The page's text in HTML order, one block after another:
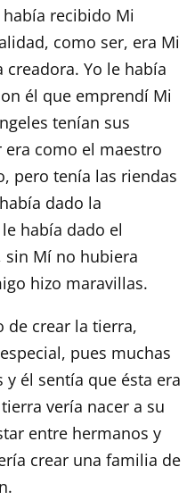
recibido Mi
como ser, era Mi
Yo le había
él que emprendí Mi
tenían sus
como el maestro
pero tenía las riendas
dado la
había dado el
sin Mí no hubiera
hizo maravillas.
de crear la tierra,
pues muchas
él sentía que ésta era
vería nacer a su
entre hermanos y
crear una familia de